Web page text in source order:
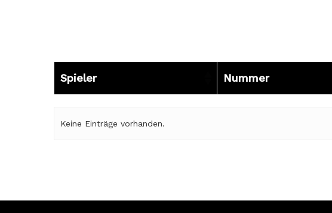
Spieler Nummer
Keine Einträge vorhanden.